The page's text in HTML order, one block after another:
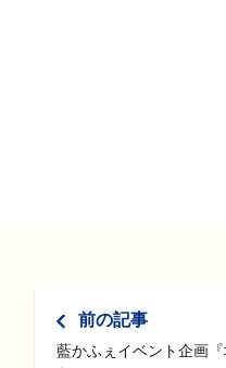
前の記事
藍かふぇイベント企画